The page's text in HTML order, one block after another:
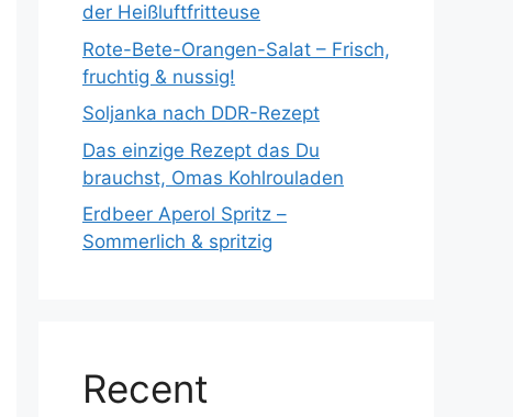
der Heißluftfritteuse
Rote-Bete-Orangen-Salat – Frisch,
fruchtig & nussig!
Soljanka nach DDR-Rezept
Das einzige Rezept das Du
brauchst, Omas Kohlrouladen
Erdbeer Aperol Spritz –
Sommerlich & spritzig
Recent